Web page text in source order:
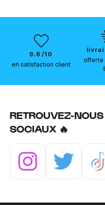
9.6 /10
en satisfaction client
offerte
RETROUVEZ-
SOCIAUX 🔥